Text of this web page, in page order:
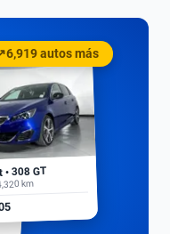
6,919 autos más
• 308 GT
km